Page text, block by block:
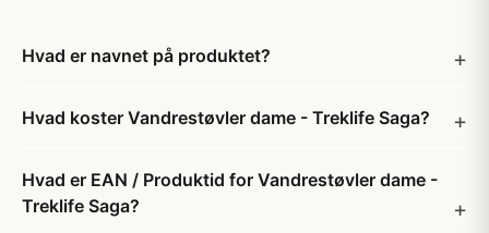
Hvad er navnet på produktet?
Hvad koster Vandrestøvler dame - Treklife Saga?
Hvad er EAN / Produktid for Vandrestøvler dame -
Treklife Saga?